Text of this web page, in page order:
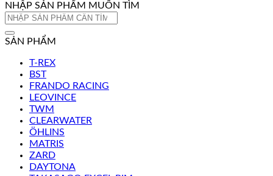
NHẬP SẢN PHẨM MUỐN TÌM
Tìm
SẢN PHẨM
T-REX
BST
FRANDO RACING
LEOVINCE
TWM
CLEARWATER
ÖHLINS
MATRIS
ZARD
DAYTONA